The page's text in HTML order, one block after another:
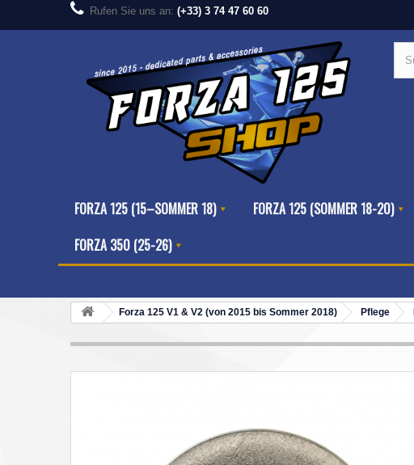
Rufen Sie uns an: (+33) 3 74 47 60 60
FORZA 125 (15–SOMMER 18) FORZA 125 (SOMMER 18-20)
FORZA 350 (25-26)
Forza 125 V1 & V2 (von 2015 bis Sommer 2018) Pflege